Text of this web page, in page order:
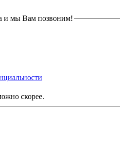
и мы Вам позвоним!
скорее.